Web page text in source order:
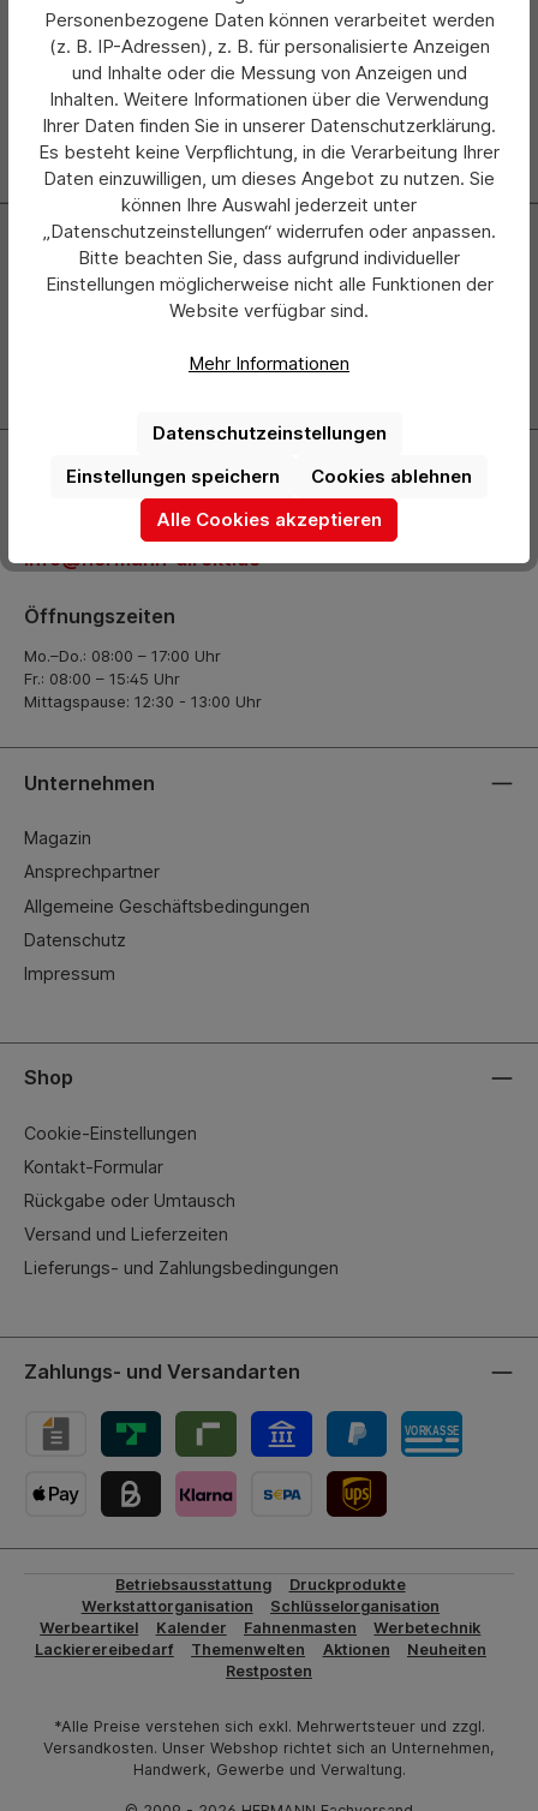
Hersteller
Newsletter
Abonnieren Sie jetzt einfach unseren regelmäßig
erscheinenden Newsletter und Sie werden stets als Erster
Kontakt
+49 (0) 2261-7099 14
info@hermann-direkt.de
Öffnungszeiten
Mo.–Do.: 08:00 – 17:00 Uhr
Fr.: 08:00 – 15:45 Uhr
Mittagspause: 12:30 - 13:00 Uhr
Unternehmen
Magazin
Ansprechpartner
Allgemeine Geschäftsbedingungen
Datenschutz
Impressum
Shop
Cookie-Einstellungen
Kontakt-Formular
Rückgabe oder Umtausch
Versand und Lieferzeiten
Lieferungs- und Zahlungsbedingungen
Zahlungs- und Versandarten
Betriebsausstattung
Druckprodukte
Werkstattorganisation
Schlüsselorganisation
Werbeartikel
Kalender Fahnenmasten
Werbetechnik
Lackierereibedarf
Themenwelten Aktionen
Neuheiten
Restposten
*Alle Preise verstehen sich exkl. Mehrwertsteuer und zzgl.
Versandkosten. Unser Webshop richtet sich an Unternehmen,
Handwerk, Gewerbe und Verwaltung.
Personenbezogene Daten können verarbeitet werden
(z. B. IP-Adressen), z. B. für personalisierte Anzeigen
und Inhalte oder die Messung von Anzeigen und
Inhalten. Weitere Informationen über die Verwendung
Ihrer Daten finden Sie in unserer Datenschutzerklärung.
Es besteht keine Verpflichtung, in die Verarbeitung Ihrer
Daten einzuwilligen, um dieses Angebot zu nutzen. Sie
können Ihre Auswahl jederzeit unter
„Datenschutzeinstellungen“ widerrufen oder anpassen.
Bitte beachten Sie, dass aufgrund individueller
Einstellungen möglicherweise nicht alle Funktionen der
Website verfügbar sind.
Mehr Informationen
Datenschutzeinstellungen
Cookies ablehnen
Einstellungen speichern
Alle Cookies akzeptieren